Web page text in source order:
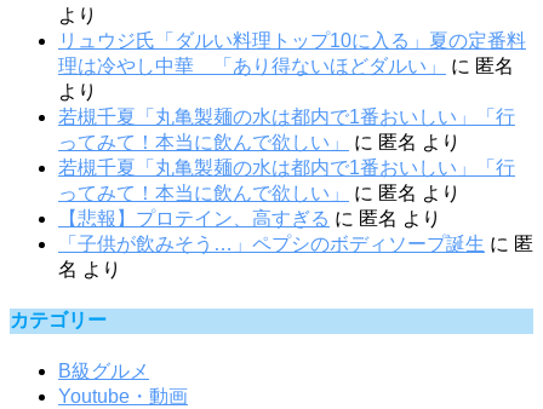
より
リュウジ氏「ダルい料理トップ10に入る」夏の定番料
理は冷やし中華 「あり得ないほどダルい」
に 匿名
より
若槻千夏「丸亀製麺の水は都内で1番おいしい」「行
ってみて！本当に飲んで欲しい」
に 匿名 より
若槻千夏「丸亀製麺の水は都内で1番おいしい」「行
ってみて！本当に飲んで欲しい」
に 匿名 より
【悲報】プロテイン、高すぎる に 匿名 より
「子供が飲みそう…」ペプシのボディソープ誕生 に 匿
名 より
カテゴリー
B級グルメ
Youtube・動画